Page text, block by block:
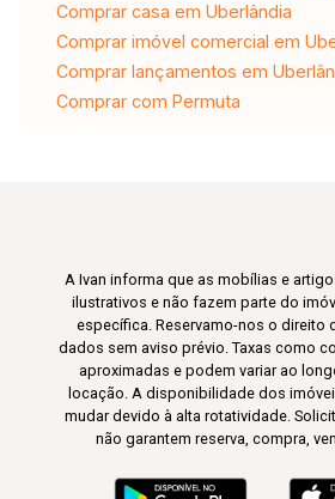
Comprar casa em Uberlândia
Comprar imóvel comercial em
Comprar lançamentos em
Comprar com Permuta
A Ivan informa que as mobílias e
ilustrativos e não fazem parte do
específica. Reservamo-nos o direito
dados sem aviso prévio. Taxas como
aproximadas e podem variar ao
locação. A disponibilidade dos
mudar devido à alta rotatividade.
não garantem reserva, compra,